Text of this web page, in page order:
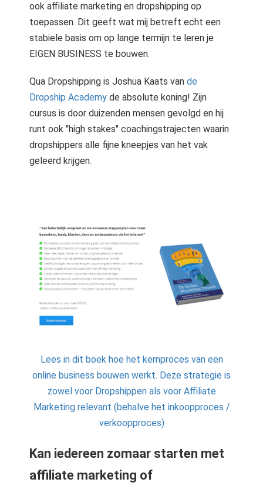
ook affiliate marketing en dropshipping op
toepassen. Dit geeft wat mij betreft echt een
stabiele basis om op lange termijn te leren je
EIGEN BUSINESS te bouwen.
Qua Dropshipping is Joshua Kaats van de
Dropship Academy de absolute koning! Zijn
cursus is door duizenden mensen gevolgd en hij
runt ook "high stakes" coachingstrajecten waarin
dropshippers alle fijne kneepjes van het vak
geleerd krijgen.
Lees in dit boek hoe het kernproces van een
online business bouwen werkt. Deze strategie is
zowel voor Dropshippen als voor Affiliate
Marketing relevant (behalve het inkoopproces /
verkoopproces)
Kan iedereen zomaar starten met
affiliate marketing of